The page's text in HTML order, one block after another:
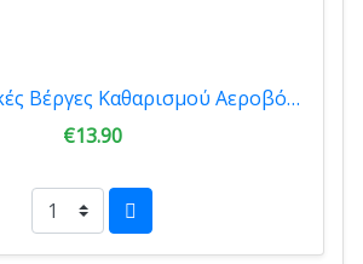
Σετ Μεταλλικές Βέργες Καθαρισμού Αεροβόλου Megaline 4.5mm 1003045
€13.90